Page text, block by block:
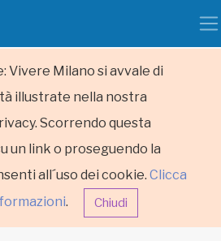
Vivere Milano si avvale di
illustrate nella nostra
Scorrendo questa
un link o proseguendo la
all´uso dei cookie. Clicca
. Chiudi